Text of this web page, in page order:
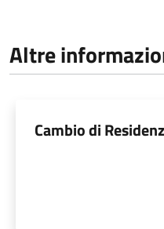
Altre
Cambio di